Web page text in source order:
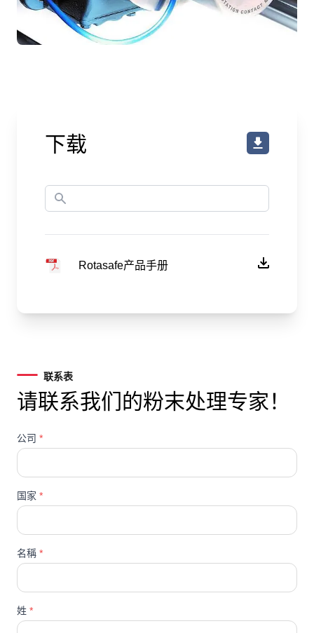
下载
Rotasafe产品手册
联系表
请联系我们的粉末处理专家！
公司 *
国家 *
名稱 *
姓 *